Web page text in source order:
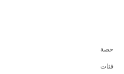
حصة
فئات